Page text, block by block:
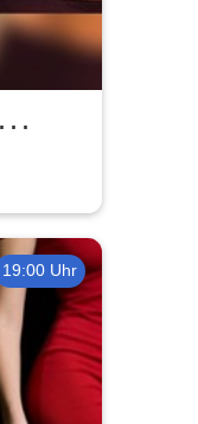
. .
19:00 Uhr